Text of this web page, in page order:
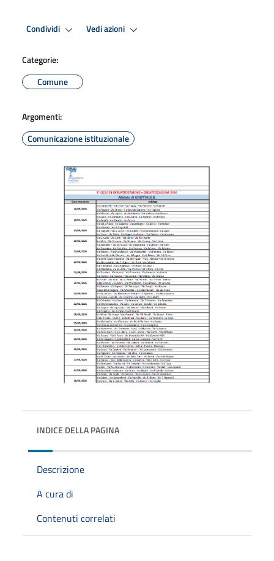
Condividi Vedi azioni
Categorie:
Comune
Argomenti:
Comunicazione istituzionale
INDICE DELLA PAGINA
Descrizione
A cura di
Contenuti correlati